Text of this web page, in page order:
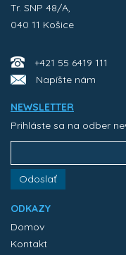
Tr. SNP 48/A,
040 11 Košice
+421 55 6419 111
Napíšte nám
NEWSLETTER
Prihláste sa na odber
Odoslať
ODKAZY
Domov
Kontakt